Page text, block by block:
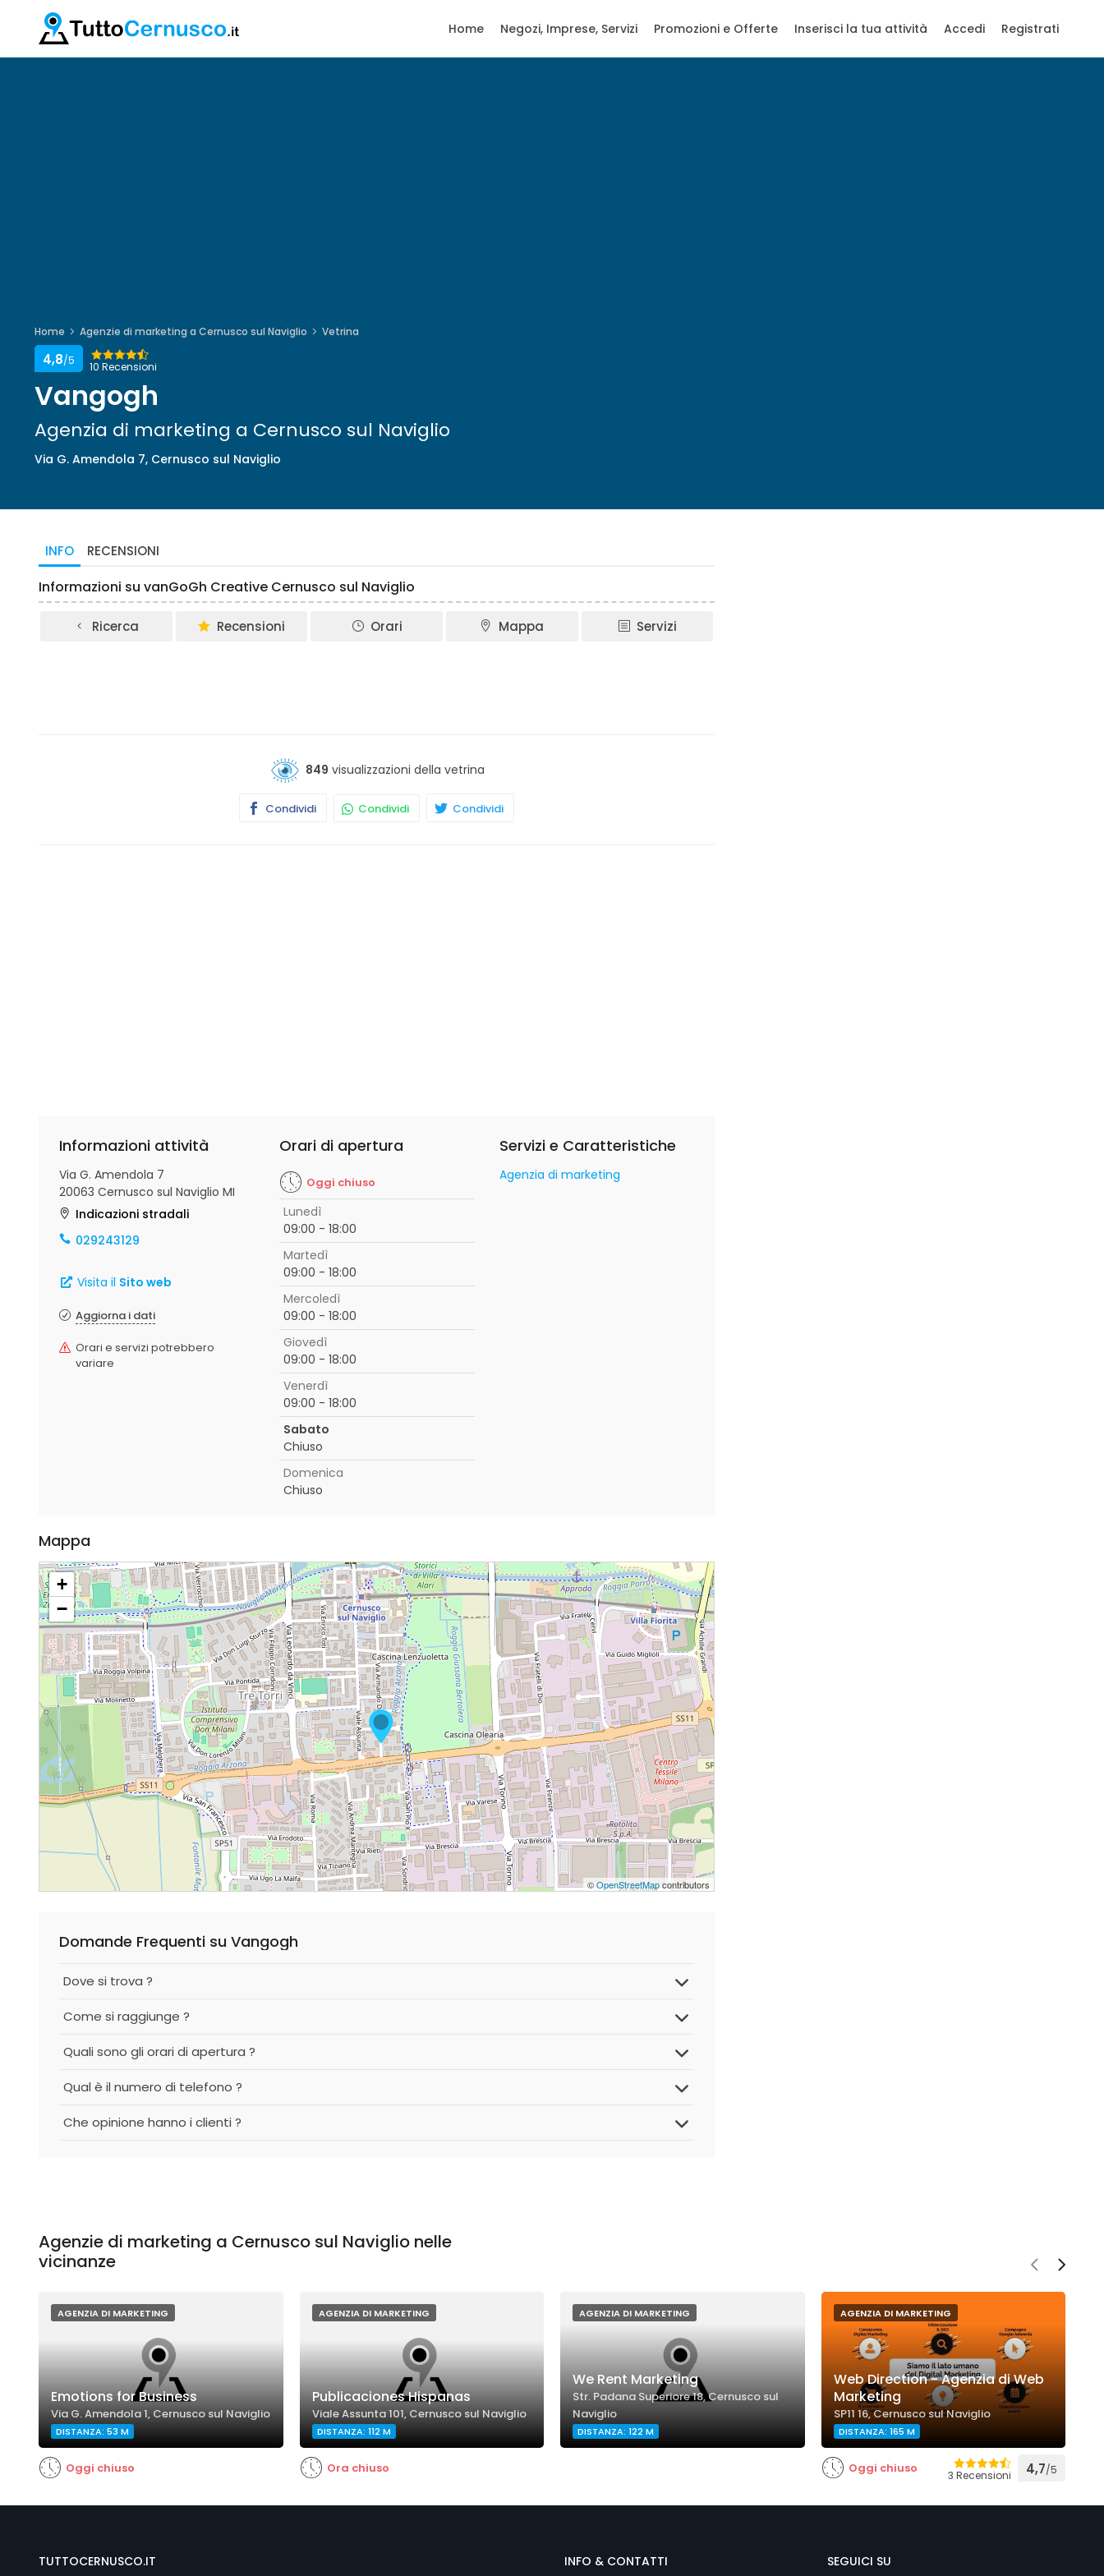
Home Negozi, Imprese, Servizi Promozioni e Offerte Inserisci la tua attività Accedi Registrati
Home Agenzie di marketing a Cernusco sul Naviglio Vetrina
10 Recensioni
4,8/5
Vangogh
Agenzia di marketing a Cernusco sul Naviglio
Via G. Amendola 7, Cernusco sul Naviglio
INFO RECENSIONI
Informazioni su vanGoGh Creative Cernusco sul Naviglio
Ricerca Recensioni Orari Mappa Servizi
849 visualizzazioni della vetrina
Condividi Condividi Condividi
Informazioni attività
Via G. Amendola 7
20063 Cernusco sul Naviglio MI
Indicazioni stradali
029243129
Visita il Sito web
Aggiorna i dati
Orari e servizi potrebbero
variare
Orari di apertura
Oggi chiuso
Lunedì
09:00 - 18:00
Martedì
09:00 - 18:00
Mercoledì
09:00 - 18:00
Giovedì
09:00 - 18:00
Venerdì
09:00 - 18:00
Sabato
Chiuso
Domenica
Chiuso
Servizi e Caratteristiche
Agenzia di marketing
Mappa
+
−
©OpenStreetMapcontributors
Domande Frequenti su Vangogh
Dove si trova ?
Come si raggiunge ?
Quali sono gli orari di apertura ?
Qual è il numero di telefono ?
Che opinione hanno i clienti ?
Agenzie di marketing a Cernusco sul Naviglio nelle
vicinanze
AGENZIA DI MARKETING
Emotions for Business
Via G. Amendola 1, Cernusco sul Naviglio
DISTANZA: 53 M
Oggi chiuso
AGENZIA DI MARKETING
Publicaciones Hispanas
Viale Assunta 101, Cernusco sul Naviglio
DISTANZA: 112 M
Ora chiuso
AGENZIA DI MARKETING
We Rent Marketing
Str. Padana Superiore 18, Cernusco sul
Naviglio
DISTANZA: 122 M
AGENZIA DI MARKETING
Web Direction - Agenzia di Web
Marketing
SP11 16, Cernusco sul Naviglio
DISTANZA: 165 M
Oggi chiuso 3 Recensioni 4,7/5
TUTTOCERNUSCO.IT INFO & CONTATTI SEGUICI SU